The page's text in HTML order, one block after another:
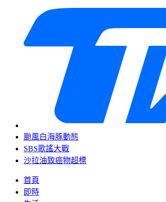
颱風白海豚動態
SBS歌謠大戰
沙拉油致癌物超標
首頁
即時